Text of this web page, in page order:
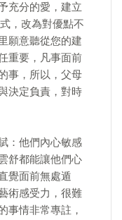
充分的愛，建立
，改為對優點不
願意聽從您的建
重要，凡事面前
事，所以，父母
決定負責，對時
：他們內心敏感
舒都能讓他們心
覺面前無處遁
術感受力，很難
事情非常專註，